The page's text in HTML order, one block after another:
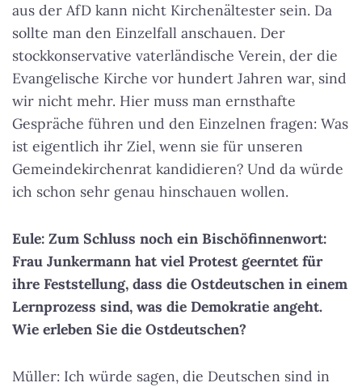
aus der AfD kann nicht Kirchenältester sein. Da
sollte man den Einzelfall anschauen. Der
stockkonservative vaterländische Verein, der die
Evangelische Kirche vor hundert Jahren war, sind
wir nicht mehr. Hier muss man ernsthafte
Gespräche führen und den Einzelnen fragen: Was
ist eigentlich ihr Ziel, wenn sie für unseren
Gemeindekirchenrat kandidieren? Und da würde
ich schon sehr genau hinschauen wollen.
Eule: Zum Schluss noch ein Bischöfinnenwort:
Frau Junkermann hat viel Protest geerntet für
ihre Feststellung, dass die Ostdeutschen in einem
Lernprozess sind, was die Demokratie angeht.
Wie erleben Sie die Ostdeutschen?
Müller: Ich würde sagen, die Deutschen sind in